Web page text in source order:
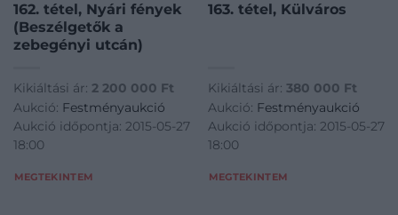
162. tétel, Nyári fények
(Beszélgetők a
zebegényi utcán)
Kikiáltási ár: 2 200 000 Ft
Aukció: Festményaukció
Aukció időpontja: 2015-05-27
18:00
MEGTEKINTEM
163. tétel, Külváros
Kikiáltási ár: 380 000 Ft
Aukció: Festményaukció
Aukció időpontja: 2015-05-27
18:00
MEGTEKINTEM